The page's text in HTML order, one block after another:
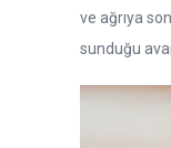
ve ağrıya
sunduğu